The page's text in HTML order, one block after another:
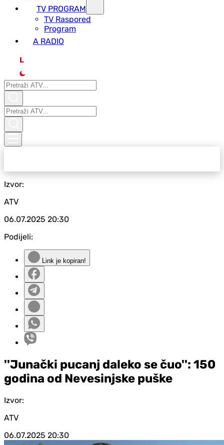
TV PROGRAM
ТV Raspored
Program
A RADIO
L
Izvor:
ATV
06.07.2025 20:30
Podijeli:
Link je kopiran!
''Junački pucanj daleko se čuo'': 150
godina od Nevesinjske puške
Izvor:
ATV
06.07.2025 20:30